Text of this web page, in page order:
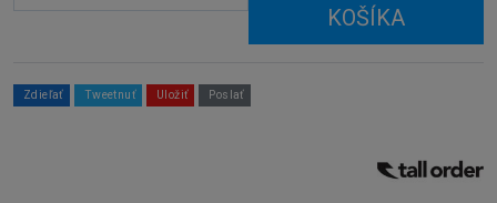
KOŠÍKA
Zdieľať Tweetnuť Uložiť Poslať